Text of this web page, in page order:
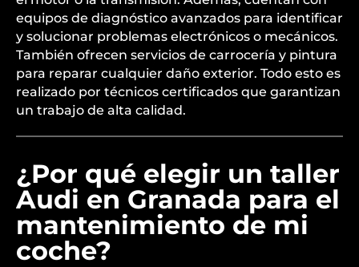
equipos de diagnóstico avanzados para identificar
y solucionar problemas electrónicos o mecánicos.
También ofrecen servicios de carrocería y pintura
para reparar cualquier daño exterior. Todo esto es
realizado por técnicos certificados que garantizan
un trabajo de alta calidad.
¿Por qué elegir un taller
Audi en Granada para el
mantenimiento de mi
coche?